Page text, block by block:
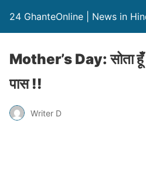
24 GhanteOnline | News in
Mother’s Day: सोता हूँ
पास !!
Writer D